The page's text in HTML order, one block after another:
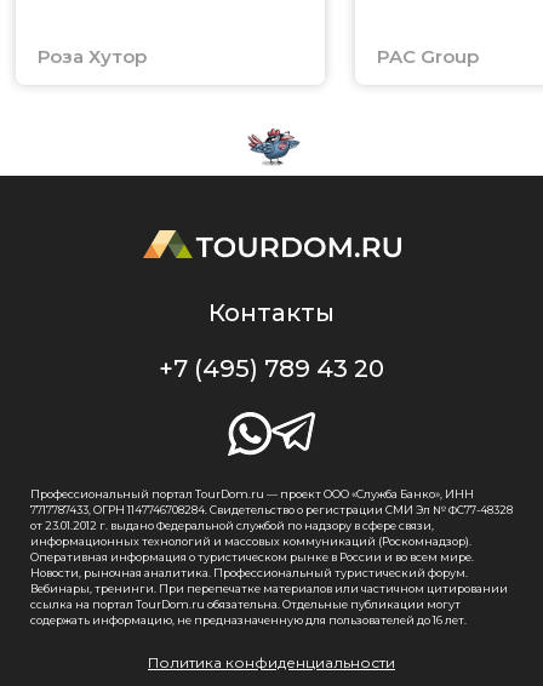
Роза Хутор PAC Group
Контакты
+7 (495) 789 43 20
Профессиональный портал TourDom.ru — проект ООО «Служба Банко», ИНН
7717787433, ОГРН 1147746708284. Свидетельство о регистрации СМИ Эл № ФС77-48328
от 23.01.2012 г. выдано Федеральной службой по надзору в сфере связи,
информационных технологий и массовых коммуникаций (Роскомнадзор).
Оперативная информация о туристическом рынке в России и во всем мире.
Новости, рыночная аналитика. Профессиональный туристический форум.
Вебинары, тренинги. При перепечатке материалов или частичном цитировании
ссылка на портал TourDom.ru обязательна. Отдельные публикации могут
содержать информацию, не предназначенную для пользователей до 16 лет.
Политика конфиденциальности